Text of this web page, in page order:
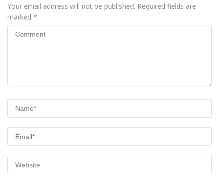
Your email address will not be published. Required fields are
marked *